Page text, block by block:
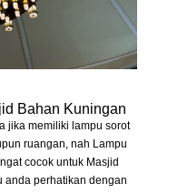
Bahan Kuningan
jika memiliki lampu sorot
ruangan, nah Lampu
cocok untuk Masjid
anda perhatikan dengan